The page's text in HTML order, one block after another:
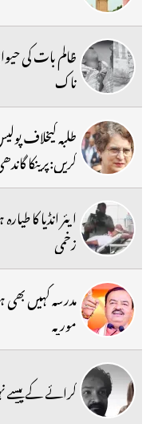
ظالم بات کی
ناک
طلبہ کیخلاف
کریں:پرینکا
زخمی
مدرسہ کہیں
موریہ
کرائے کے پیسے